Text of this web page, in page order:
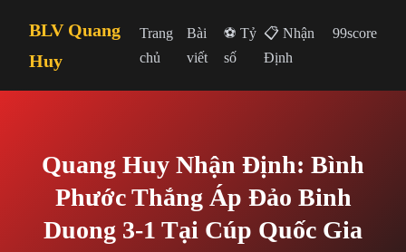
BLV Quang
Huy
Trang
chủ
Bài
viết
⚽ Tỷ
số
📋 Nhận
Định
99score
Quang Huy Nhận Định: Bình
Phước Thắng Áp Đảo Binh
Duong 3-1 Tại Cúp Quốc Gia